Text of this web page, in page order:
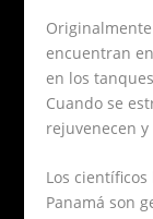
encuentran
en los
Cuando se
rejuvenecen
Los
Panamá son